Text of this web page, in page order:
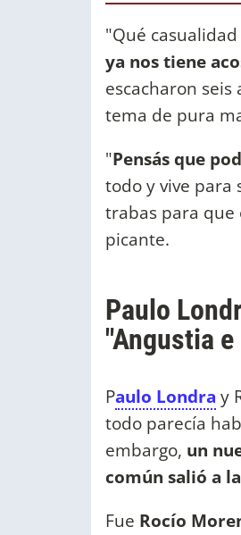
"Qué
ya nos tiene
escacharon
tema de pura
"Pensás que
todo y vive para
trabas para que
picante.
Paulo
"Angustia
Paulo Londra y
todo parecía
embargo, un
común salió a
Fue Rocío